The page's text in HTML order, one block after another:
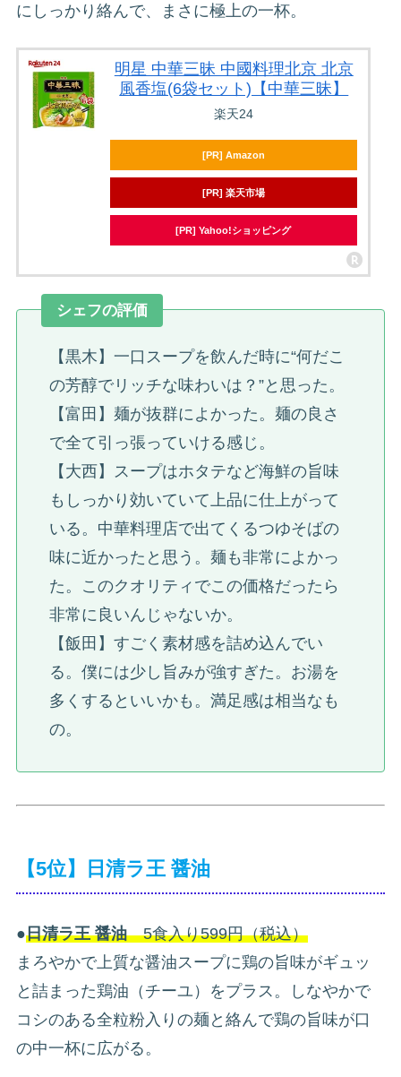
にしっかり絡んで、まさに極上の一杯。
明星 中華三昧 中國料理北京 北京
風香塩(6袋セット)【中華三昧】
楽天24
[PR] Amazon
[PR] 楽天市場
[PR] Yahoo!ショッピング
シェフの評価
【黒木】一口スープを飲んだ時に“何だこ
の芳醇でリッチな味わいは？”と思った。
【富田】麺が抜群によかった。麺の良さ
で全て引っ張っていける感じ。
【大西】スープはホタテなど海鮮の旨味
もしっかり効いていて上品に仕上がって
いる。中華料理店で出てくるつゆそばの
味に近かったと思う。麺も非常によかっ
た。このクオリティでこの価格だったら
非常に良いんじゃないか。
【飯田】すごく素材感を詰め込んでい
る。僕には少し旨みが強すぎた。お湯を
多くするといいかも。満足感は相当なも
の。
【5位】日清ラ王 醤油
●日清ラ王 醤油5食入り599円（税込）
まろやかで上質な醤油スープに鶏の旨味がギュッ
と詰まった鶏油（チーユ）をプラス。しなやかで
コシのある全粒粉入りの麺と絡んで鶏の旨味が口
の中一杯に広がる。